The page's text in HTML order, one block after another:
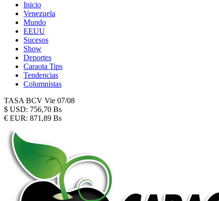
Inicio
Venezuela
Mundo
EEUU
Sucesos
Show
Deportes
Caraota Tips
Tendencias
Columnistas
TASA BCV Vie 07/08
$ USD: 756,70 Bs
€ EUR: 871,89 Bs